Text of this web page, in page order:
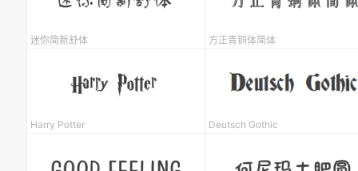
迷你简新舒体 方正青铜体简体
Harry Potter Deutsch Gothic